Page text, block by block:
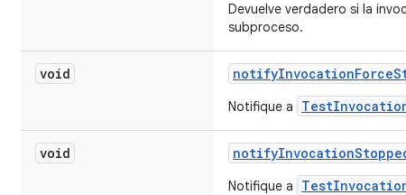
Devuelve verdadero si la
subproceso.
void notifyInvocationForce
Notifique a
void notifyInvocation
Notifique a